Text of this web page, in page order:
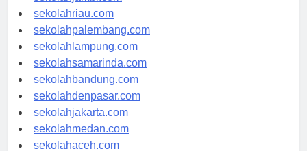
sekolahjambi.com
sekolahriau.com
sekolahpalembang.com
sekolahlampung.com
sekolahsamarinda.com
sekolahbandung.com
sekolahdenpasar.com
sekolahjakarta.com
sekolahmedan.com